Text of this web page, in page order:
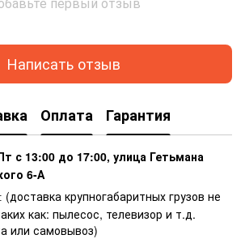
Написать отзыв
Оплата Гарантия
с 13:00 до 17:00, улица Гетьмана
6-А
: (доставка крупногабаритных грузов не
как: пылесос, телевизор и т.д.
или самовывоз)